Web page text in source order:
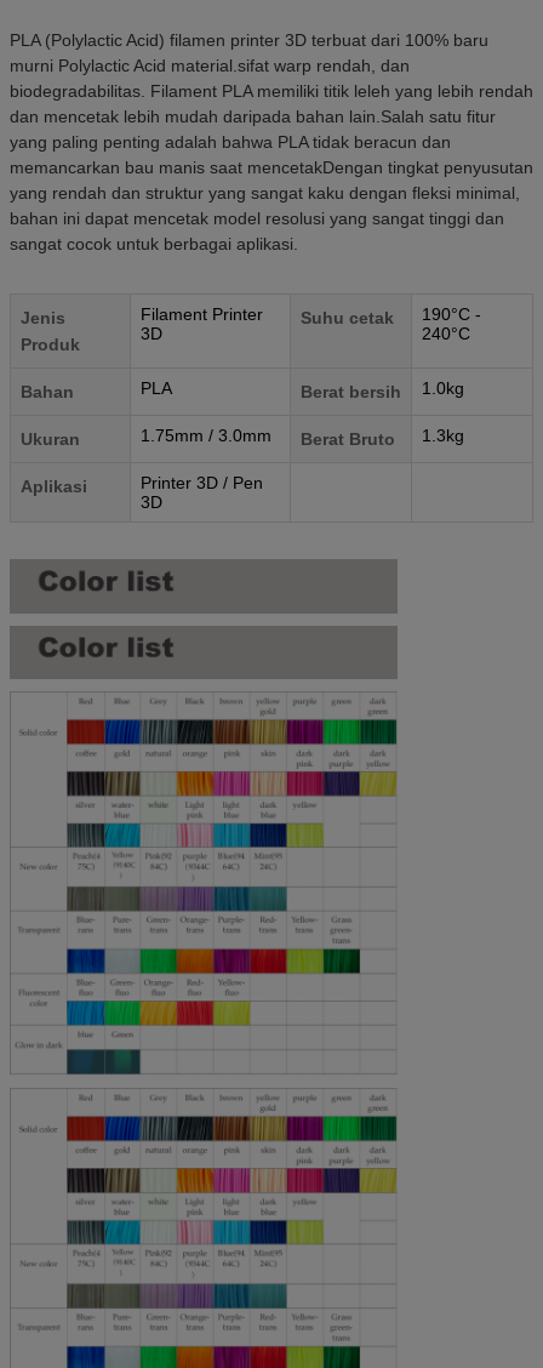
PLA (Polylactic Acid) filamen printer 3D terbuat dari 100% baru
murni Polylactic Acid material.sifat warp rendah, dan
biodegradabilitas. Filament PLA memiliki titik leleh yang lebih rendah
dan mencetak lebih mudah daripada bahan lain.Salah satu fitur
yang paling penting adalah bahwa PLA tidak beracun dan
memancarkan bau manis saat mencetakDengan tingkat penyusutan
yang rendah dan struktur yang sangat kaku dengan fleksi minimal,
bahan ini dapat mencetak model resolusi yang sangat tinggi dan
sangat cocok untuk berbagai aplikasi.
Jenis
Produk
Filament Printer
3D
Suhu cetak
190°C -
240°C
Bahan PLA Berat bersih 1.0kg
Ukuran 1.75mm / 3.0mm Berat Bruto 1.3kg
Aplikasi
Printer 3D / Pen
3D